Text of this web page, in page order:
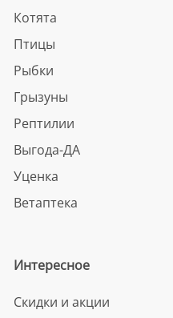
Котята
Птицы
Рыбки
Грызуны
Рептилии
Выгода-ДА
Уценка
Ветаптека
Интересное
Скидки и акции